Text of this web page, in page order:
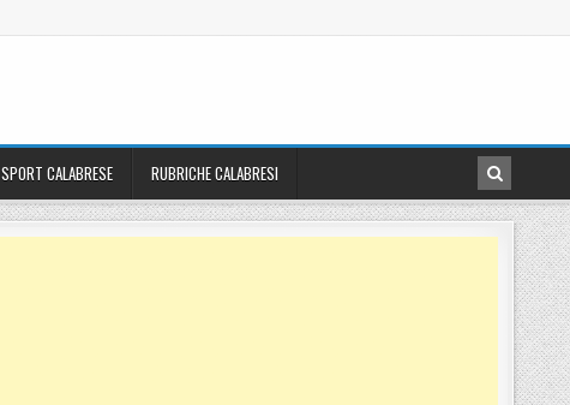
SPORT CALABRESE RUBRICHE CALABRESI